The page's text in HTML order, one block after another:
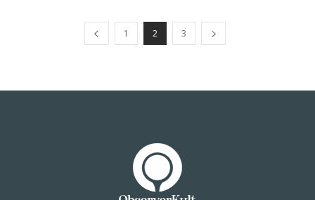
1 2 3